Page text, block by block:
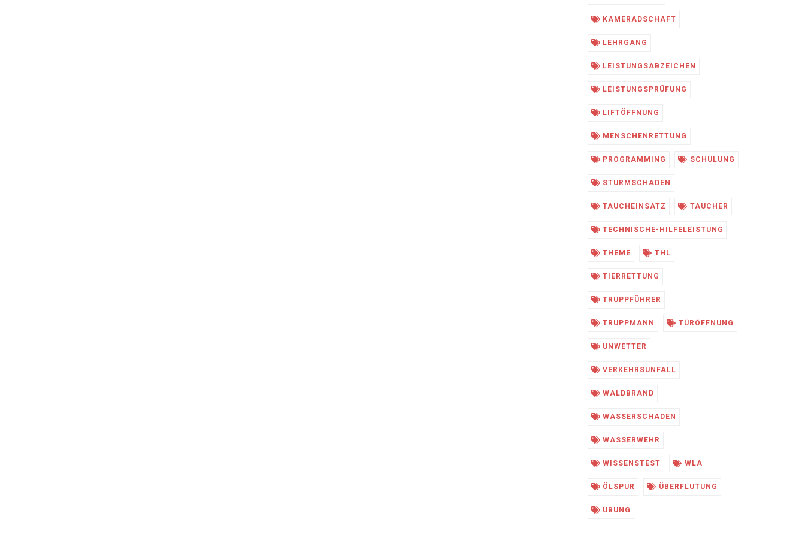
KAMERADSCHAFT
LEHRGANG
LEISTUNGSABZEICHEN
LEISTUNGSPRÜFUNG
LIFTÖFFNUNG
MENSCHENRETTUNG
PROGRAMMING SCHULUNG
STURMSCHADEN
TAUCHEINSATZ TAUCHER
TECHNISCHE-HILFELEISTUNG
THEME THL
TIERRETTUNG
TRUPPFÜHRER
TRUPPMANN TÜRÖFFNUNG
UNWETTER
VERKEHRSUNFALL
WALDBRAND
WASSERSCHADEN
WASSERWEHR
WISSENSTEST WLA
ÖLSPUR ÜBERFLUTUNG
ÜBUNG